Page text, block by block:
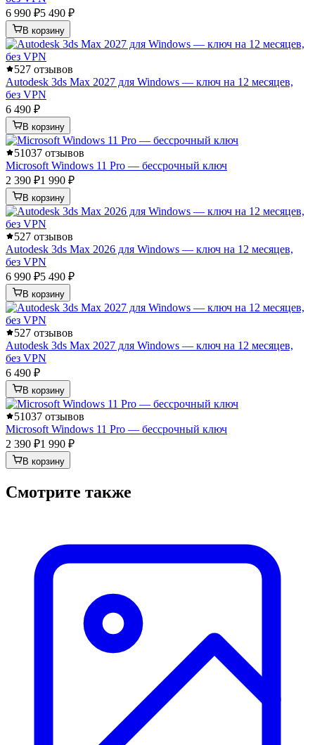
6 990 ₽5 490 ₽
В корзину
527 отзывов
Autodesk 3ds Max 2027 для Windows — ключ на 12 месяцев,
без VPN
6 490 ₽
В корзину
51037 отзывов
Microsoft Windows 11 Pro — бессрочный ключ
2 390 ₽1 990 ₽
В корзину
527 отзывов
Autodesk 3ds Max 2026 для Windows — ключ на 12 месяцев,
без VPN
6 990 ₽5 490 ₽
В корзину
527 отзывов
Autodesk 3ds Max 2027 для Windows — ключ на 12 месяцев,
без VPN
6 490 ₽
В корзину
51037 отзывов
Microsoft Windows 11 Pro — бессрочный ключ
2 390 ₽1 990 ₽
В корзину
Смотрите также